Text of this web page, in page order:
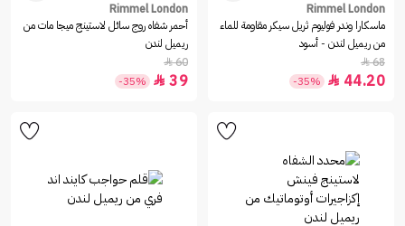
Rimmel London
ماسكارا وندر فوليوم ثريل سيكر مقاومة للماء
من ريميل لندن - أسود
68

44.20

-35%
Rimmel London
أحمر شفاه روج سائل لاستينج ميجا مات من
ريميل لندن
60

39

-35%